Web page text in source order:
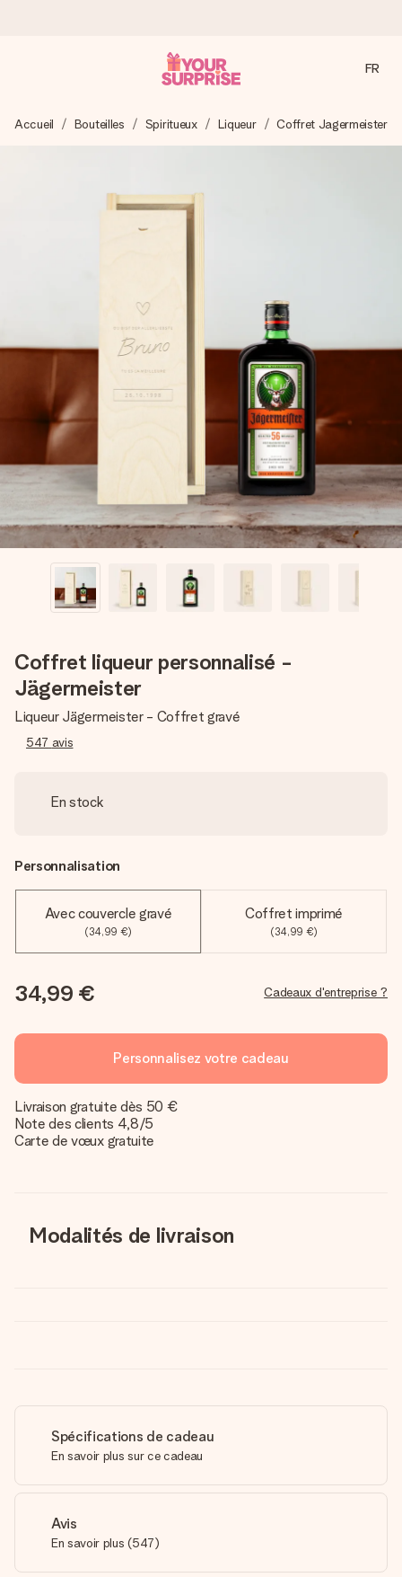
Nous préparons votre cadeau avec attention et l’envoyons
en un éclair – pour que vous puissiez l’offrir au bon moment,
pays où nous sommes présents).
Carte de vœux gratuite
Créez quelque chose d’unique en quelques étapes – avec
son prénom, votre photo ou un message qui touche le cœur.
Sans complications, juste tout l’amour pour le moment idéal.
FR
Accueil Bouteilles Spiritueux Liqueur Coffret Jagermeister
Coffret liqueur personnalisé -
Jägermeister
Liqueur Jägermeister - Coffret gravé
547 avis
En stock
Personnalisation
Avec couvercle gravé
(34,99 €)
Coffret imprimé
(34,99 €)
34,99 € Cadeaux d'entreprise ?
Personnalisez votre cadeau
Livraison gratuite dès 50 €
Note des clients 4,8/5
Carte de vœux gratuite
Modalités de livraison
Spécifications de cadeau
En savoir plus sur ce cadeau
Avis
En savoir plus (547)